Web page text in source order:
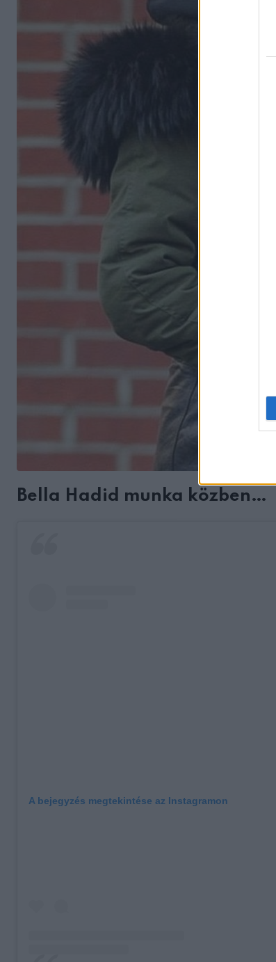
Bella Hadid munka közben…
A bejegyzés megtekintése az Instagramon